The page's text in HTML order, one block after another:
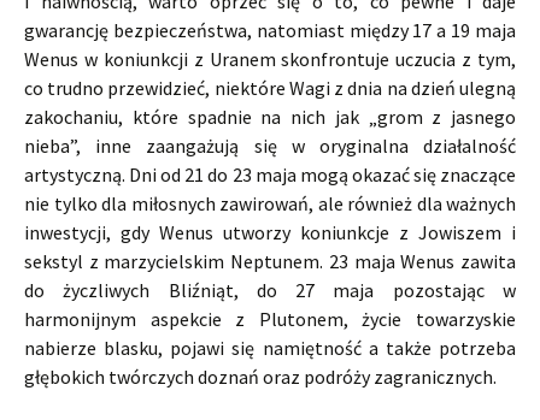
gwarancję bezpieczeństwa, natomiast między 17 a 19 maja
Wenus w koniunkcji z Uranem skonfrontuje uczucia z tym,
co trudno przewidzieć, niektóre Wagi z dnia na dzień ulegną
zakochaniu, które spadnie na nich jak „grom z jasnego
nieba”, inne zaangażują się w oryginalna działalność
artystyczną. Dni od 21 do 23 maja mogą okazać się znaczące
nie tylko dla miłosnych zawirowań, ale również dla ważnych
inwestycji, gdy Wenus utworzy koniunkcje z Jowiszem i
sekstyl z marzycielskim Neptunem. 23 maja Wenus zawita
do życzliwych Bliźniąt, do 27 maja pozostając w
harmonijnym aspekcie z Plutonem, życie towarzyskie
nabierze blasku, pojawi się namiętność a także potrzeba
głębokich twórczych doznań oraz podróży zagranicznych.